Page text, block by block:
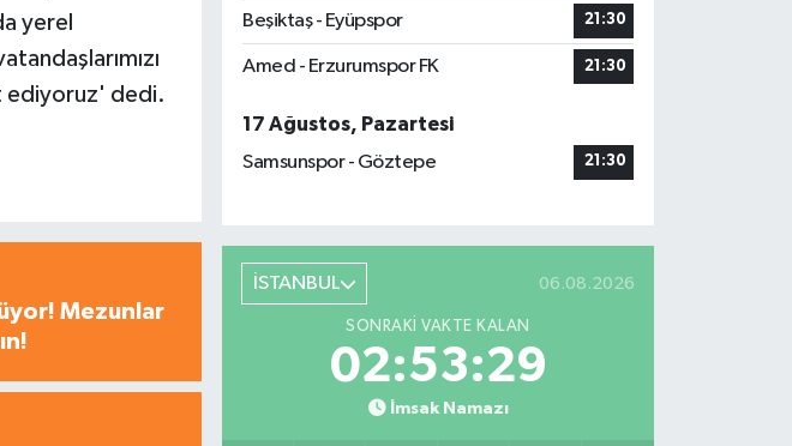
yerel
ediyoruz' dedi.
Mezunlar
Beşiktaş - Eyüpspor 21:30
Amed - Erzurumspor FK 21:30
17 Ağustos, Pazartesi
Samsunspor - Göztepe
21:30
İSTANBUL 06.08.2026
SONRAKI VAKTE KALAN
02:53:28
İmsak Namazı